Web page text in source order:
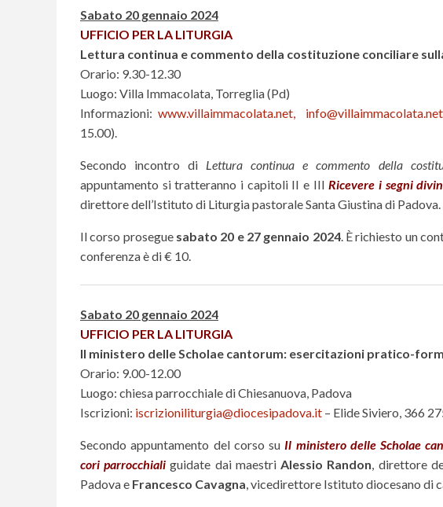
Sabato 20 gennaio 2024
UFFICIO PER LA LITURGIA
Lettura continua e commento della costituzione conciliare
Orario: 9.30-12.30
Luogo: Villa Immacolata, Torreglia (Pd)
Informazioni: www.villaimmacolata.net, info@villaimmacolata.net
15.00).
Secondo incontro di Lettura continua e commento della
appuntamento si tratteranno i capitoli II e III Ricevere i segni
direttore dell’Istituto di Liturgia pastorale Santa Giustina di Padova.
Il corso prosegue sabato 20 e 27 gennaio 2024. È richiesto un
conferenza è di € 10.
Sabato 20 gennaio 2024
UFFICIO PER LA LITURGIA
Il ministero delle Scholae cantorum: esercitazioni pratico-
Orario: 9.00-12.00
Luogo: chiesa parrocchiale di Chiesanuova, Padova
Iscrizioni: iscrizioniliturgia@diocesipadova.it – Elide Siviero, 366
Secondo appuntamento del corso su Il ministero delle Scholae
cori parrocchiali guidate dai maestri Alessio Randon , direttore
Padova e Francesco Cavagna , vicedirettore Istituto diocesano di